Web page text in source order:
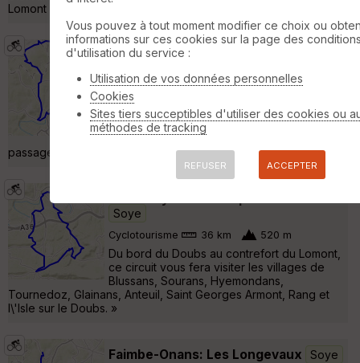
Lomont »
Boucle cyclotouristique CCID Nord
Est
Cyclotourisme
Boucle cyclotouristique permettant de
découvrir le Nord Est de la Communauté de
Communes des Isles du Doubs, avec un petit
passage en Haute Saône. »
Soye
Cyclotourisme 36 km 520 m
Du bord du Doubs au contrefort du Lomont,
ce circuit vous fera visiter les villages de
Blussans, Sourans, Hyemondans,
Tournedoz, Glainans, Anteuil, Saint Georges Armont, Rang et
l\'Isle sur le Doubs. »
Faimbe-Onans: Les Longevaux Soye
Vous pouvez à tout moment modifier ce choix ou
informations sur ces cookies sur la page des
d'utilisation du service :
Utilisation de vos données personnelles
Cookies
Sites tiers succeptibles d'utiliser des cookies ou
méthodes de tracking
REFUSER ACCEPTER